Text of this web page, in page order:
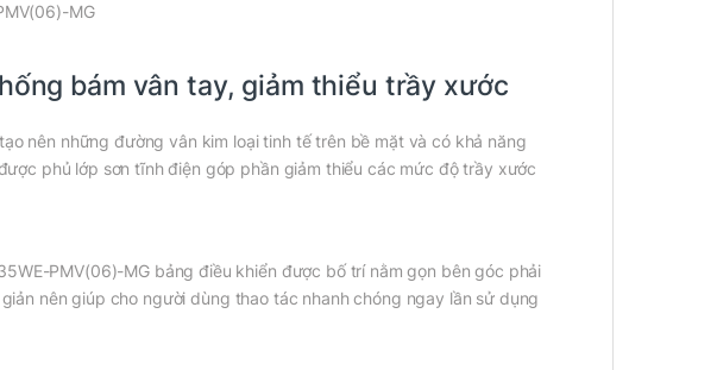
bám vân tay, giảm thiểu trầy xước
nên những đường vân kim loại tinh tế trên bề mặt và có khả năng
phủ lớp sơn tĩnh điện góp phần giảm thiểu các mức độ trầy xước
PMV(06)-MG bảng điều khiển được bố trí nằm gọn bên góc phải
nên giúp cho người dùng thao tác nhanh chóng ngay lần sử dụng